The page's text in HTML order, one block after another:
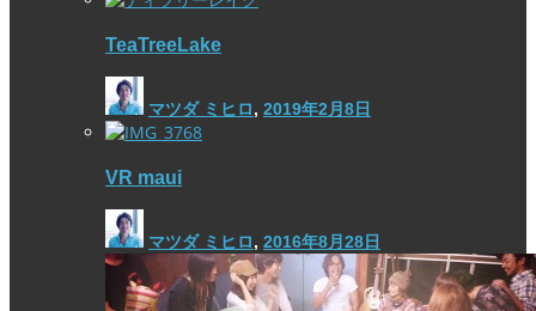
TeaTreeLake
マツダ ミヒロ, 2019年2月8日
VR maui
マツダ ミヒロ, 2016年8月28日